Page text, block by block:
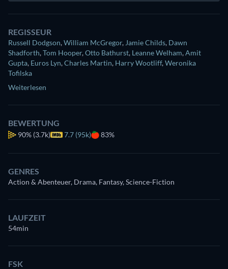
REGISSEUR
Russell Dodgson,William McGregor, Jamie Childs, Dawn
Shadforth,Tom Hooper,Otto Bathurst, Leanne Welham,Amit
Gupta, Euros Lyn,Charles Martin, Harry Wootliff,Weronika
Tofilska
Weiterlesen
BEWERTUNG
90% (3.7k) 7.7 (95k) 83%
GENRES
Action & Abenteuer, Drama, Fantasy, Science-Fiction
LAUFZEIT
54min
FSK